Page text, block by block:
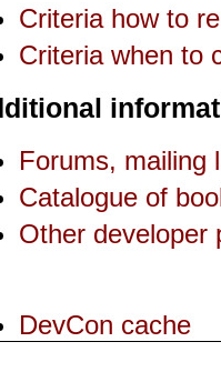
Criteria how to
Criteria when to
Forums, mailing
Catalogue of
Other developer
DevCon cache